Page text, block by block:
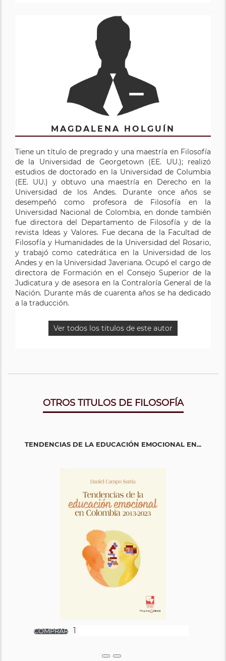
MAGDALENA HOLGUÍN
Tiene un título de pregrado y una maestría en Filosofía
de la Universidad de Georgetown (EE. UU.); realizó
estudios de doctorado en la Universidad de Columbia
(EE. UU.) y obtuvo una maestría en Derecho en la
Universidad de los Andes. Durante once años se
desempeñó como profesora de Filosofía en la
Universidad Nacional de Colombia, en donde también
fue directora del Departamento de Filosofía y de la
revista Ideas y Valores. Fue decana de la Facultad de
Filosofía y Humanidades de la Universidad del Rosario,
y trabajó como catedrática en la Universidad de los
Andes y en la Universidad Javeriana. Ocupó el cargo de
directora de Formación en el Consejo Superior de la
Judicatura y de asesora en la Contraloría General de la
Nación. Durante más de cuarenta años se ha dedicado
a la traducción.
Ver todos los titulos de este autor
OTROS TITULOS DE FILOSOFÍA
TENDENCIAS DE LA EDUCACIÓN EMOCIONAL EN...